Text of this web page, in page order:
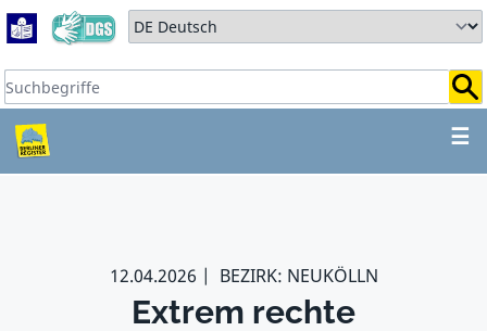
Zum Hauptbereich springen
Zum Hauptmenü springen
Sprache auswählen:
Suchbegriffe:
☰
ZUM HAUPTBEREICH
12.04.2026 BEZIRK: NEUKÖLLN
Extrem rechte